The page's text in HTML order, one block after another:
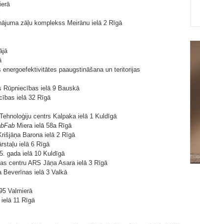
zāļu komplekss Meirānu ielā 2 Rīgā
paaugstināšana un teritorijas
Rūpniecības ielā 9 Bauskā
ielā 32 Rīgā
centrs Kalpaka ielā 1 Kuldīgā
Miera ielā 58a Rīgā
Barona ielā 2 Rīgā
ielā 6 Rīgā
gada ielā 10 Kuldīgā
centru ARS Jāņa Asara ielā 3 Rīgā
Beverīnas ielā 3 Valkā
Valmierā
11 Rīgā